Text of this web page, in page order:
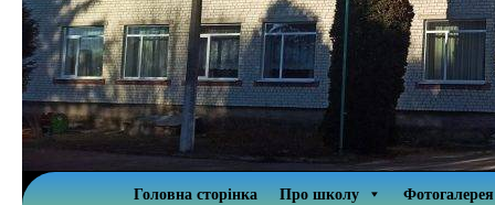
Головна сторінка Про школу
Фотогалерея